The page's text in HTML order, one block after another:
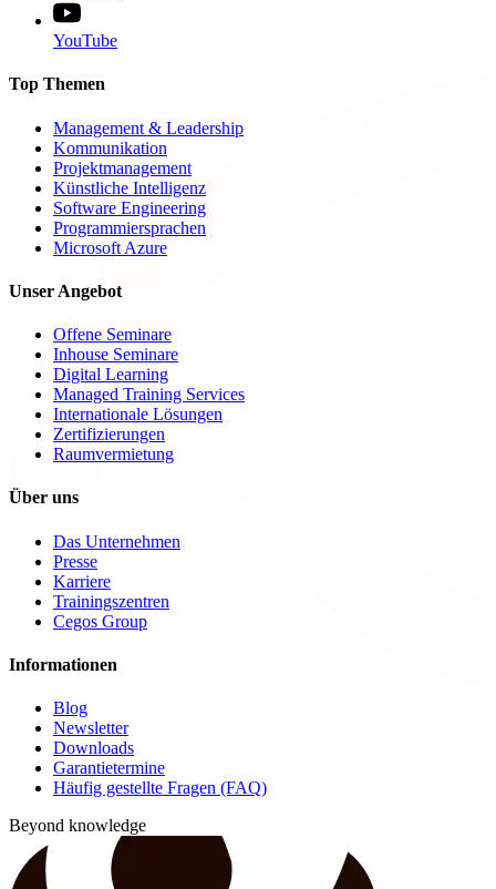
YouTube
Top Themen
Management & Leadership
Kommunikation
Projektmanagement
Künstliche Intelligenz
Software Engineering
Programmiersprachen
Microsoft Azure
Unser Angebot
Offene Seminare
Inhouse Seminare
Digital Learning
Managed Training Services
Internationale Lösungen
Zertifizierungen
Raumvermietung
Über uns
Das Unternehmen
Presse
Karriere
Trainingszentren
Cegos Group
Informationen
Blog
Newsletter
Downloads
Garantietermine
Häufig gestellte Fragen (FAQ)
Beyond knowledge